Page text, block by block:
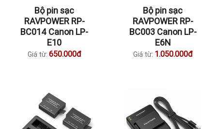
Bộ pin sạc
RAVPOWER RP-
BC014 Canon LP-
E10
Giá từ: 650.000đ
Bộ pin sạc
RAVPOWER RP-
BC003 Canon LP-
E6N
Giá từ: 1.050.000đ